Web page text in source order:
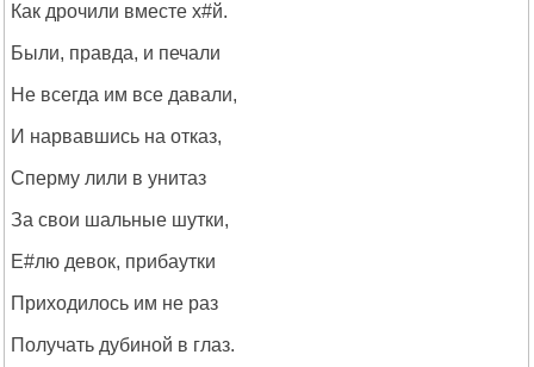
Как дрочили вместе х#й.
Были, правда, и печали
Не всегда им все давали,
И нарвавшись на отказ,
Сперму лили в унитаз
За свои шальные шутки,
Е#лю девок, прибаутки
Приходилось им не раз
Получать дубиной в глаз.